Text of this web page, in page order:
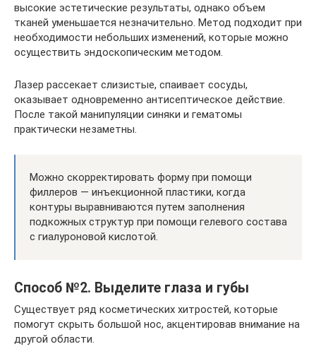
высокие эстетические результаты, однако объем
тканей уменьшается незначительно. Метод подходит при
необходимости небольших изменений, которые можно
осуществить эндоскопическим методом.
Лазер рассекает слизистые, спаивает сосуды,
оказывает одновременно антисептическое действие.
После такой манипуляции синяки и гематомы
практически незаметны.
Можно скорректировать форму при помощи
филлеров — инъекционной пластики, когда
контуры выравниваются путем заполнения
подкожных структур при помощи гелевого состава
с гиалуроновой кислотой.
Способ №2. Выделите глаза и губы
Существует ряд косметических хитростей, которые
помогут скрыть большой нос, акцентировав внимание на
другой области.